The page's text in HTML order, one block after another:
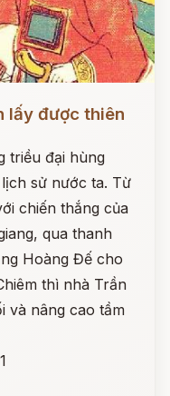
lấy được thiên
triều đại hùng
sử nước ta. Từ
chiến thắng của
qua thanh
Hoàng Đế cho
thì nhà Trần
và nâng cao tầm